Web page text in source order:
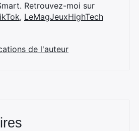
Retrouvez-moi sur
, LeMagJeuxHighTech
de l'auteur